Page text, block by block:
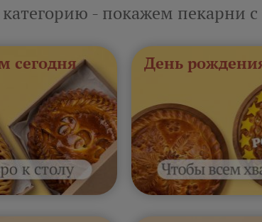
- покажем пекарни
сегодня День